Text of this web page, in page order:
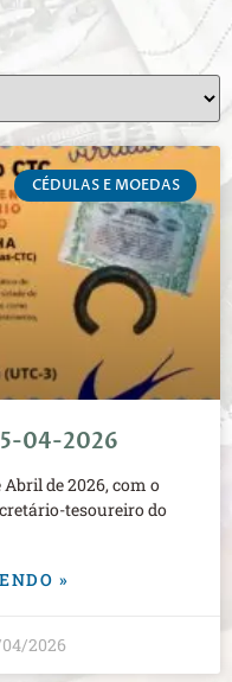
CÉDULAS E MOEDAS
04-2026
de 2026, com o
tesoureiro do
»
2026